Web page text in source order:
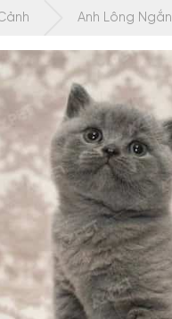
Anh Lông Ngắn